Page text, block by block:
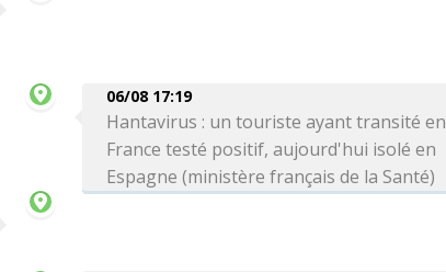
06/08 17:19
Hantavirus : un touriste ayant transité en
France testé positif, aujourd'hui isolé en
Espagne (ministère français de la Santé)